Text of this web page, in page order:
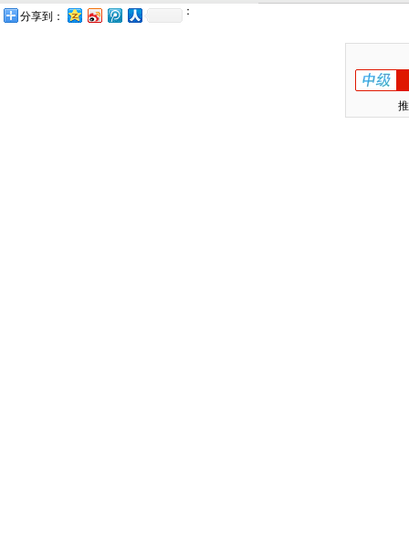
：
分享到：